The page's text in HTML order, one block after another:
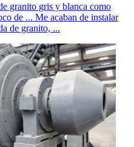
granito gris y blanca como
de ... Me acaban de instalar
de granito, ...